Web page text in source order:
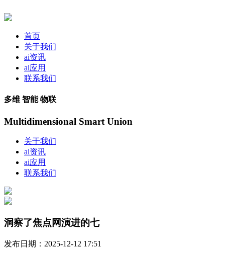
首页
关于我们
ai资讯
ai应用
联系我们
多维 智能 物联
Multidimensional Smart Union
关于我们
ai资讯
ai应用
联系我们
洞察了焦点网演进的七
发布日期：2025-12-12 17:51